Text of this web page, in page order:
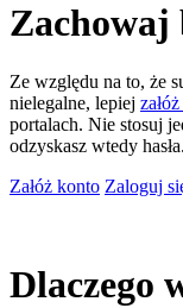
Zachowaj
Ze względu na to, że
nielegalne, lepiej
portalach. Nie stosuj
odzyskasz wtedy hasła.
Załóż konto Zaloguj
Dlaczego